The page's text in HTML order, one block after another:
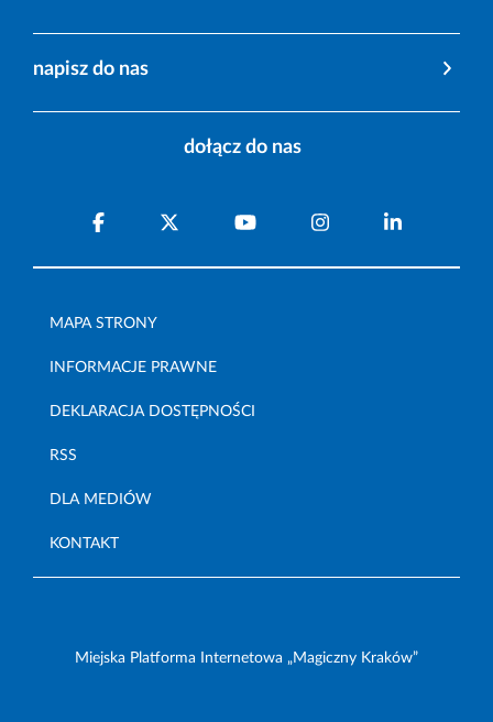
napisz do nas
dołącz do nas
MAPA STRONY
INFORMACJE PRAWNE
DEKLARACJA DOSTĘPNOŚCI
RSS
DLA MEDIÓW
KONTAKT
Miejska Platforma Internetowa „Magiczny Kraków”